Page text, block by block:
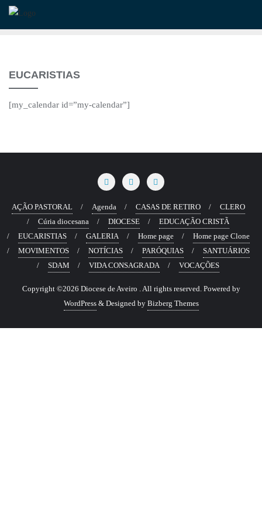
Skip
EUCARISTIAS
[my_calendar id=”my-calendar”]
AÇÃO PASTORAL Agenda CASAS DE RETIRO
CLERO
Cúria diocesana
DIOCESE
EDUCAÇÃO CRISTÃ
EUCARISTIAS
GALERIA Home page
Home page Clone
MOVIMENTOS
NOTÍCIAS PARÓQUIAS
SANTUÁRIOS
SDAM
VIDA CONSAGRADA VOCAÇÕES
Copyright ©2026 Diocese de Aveiro . All rights reserved. Powered by
WordPress & Designed by Bizberg Themes